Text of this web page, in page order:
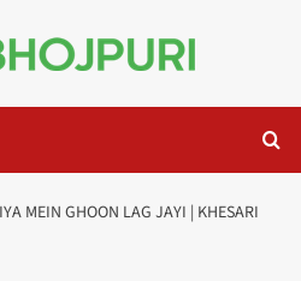
MEIN GHOON LAG JAYI | KHESARI